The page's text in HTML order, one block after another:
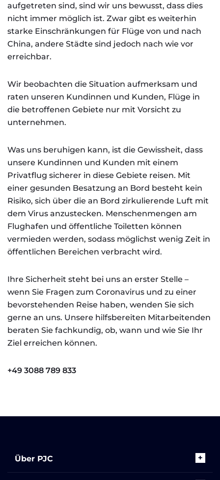
aufgetreten sind, sind wir uns bewusst, dass dies
nicht immer möglich ist. Zwar gibt es weiterhin
starke Einschränkungen für Flüge von und nach
China, andere Städte sind jedoch nach wie vor
erreichbar.
Wir beobachten die Situation aufmerksam und
raten unseren Kundinnen und Kunden, Flüge in
die betroffenen Gebiete nur mit Vorsicht zu
unternehmen.
Was uns beruhigen kann, ist die Gewissheit, dass
unsere Kundinnen und Kunden mit einem
Privatflug sicherer in diese Gebiete reisen. Mit
einer gesunden Besatzung an Bord besteht kein
Risiko, sich über die an Bord zirkulierende Luft mit
dem Virus anzustecken. Menschenmengen am
Flughafen und öffentliche Toiletten können
vermieden werden, sodass möglichst wenig Zeit in
öffentlichen Bereichen verbracht wird.
Ihre Sicherheit steht bei uns an erster Stelle –
wenn Sie Fragen zum Coronavirus und zu einer
bevorstehenden Reise haben, wenden Sie sich
gerne an uns. Unsere hilfsbereiten Mitarbeitenden
beraten Sie fachkundig, ob, wann und wie Sie Ihr
Ziel erreichen können.
+49 3088 789 833
Über PJC